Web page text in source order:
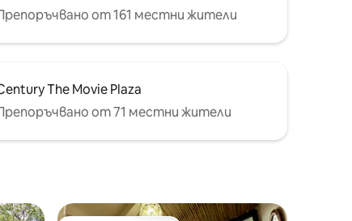
от 161 местни жители
The Movie Plaza
от 71 местни жители